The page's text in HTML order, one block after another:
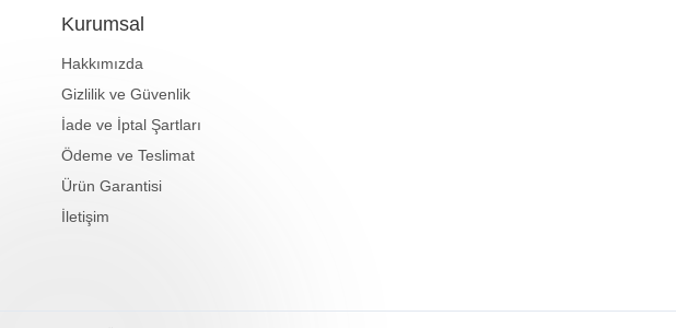
Kurumsal
Hakkımızda
Gizlilik ve Güvenlik
İade ve İptal Şartları
Ödeme ve Teslimat
Ürün Garantisi
İletişim